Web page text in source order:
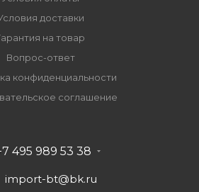
доставки
на товар
Вопрос-ответ
конфиденциальности
соглашение
495 989 53 38
import-bt@bk.ru